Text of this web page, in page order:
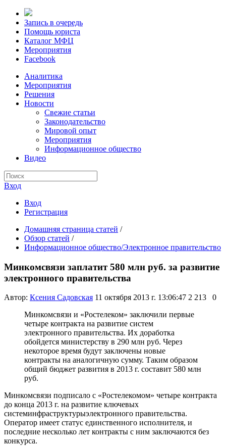
Запись в очередь
Помощь юриста
Каталог МФЦ
Мероприятия
Facebook
Аналитика
Мероприятия
Решения
Новости
Свежие статьи
Законодательство
Мировой опыт
Мероприятия
Информационное общество
Видео
Вход
Вход
Регистрация
Домашняя страница статей /
Обзор статей /
Информационное общество/Электронное правительство
Минкомсвязи заплатит 580 млн руб. за развитие
электронного правительства
Автор: Ксения Садовская 11 октября 2013 г. 13:06:47 2 213 0
Минкомсвязи и «Ростелеком» заключили первые
четыре контракта на развитие систем
электронного правительства. Их доработка
обойдется министерству в 290 млн руб. Через
некоторое время будут заключены новые
контракты на аналогичную сумму. Таким образом
общий бюджет развития в 2013 г. составит 580 млн
руб.
Минкомсвязи подписало с «Ростелекомом» четыре контракта
до конца 2013 г. на развитие ключевых
системинфраструктурыэлектронного правительства.
Оператор имеет статус единственного исполнителя, и
последние несколько лет контракты с ним заключаются без
конкурса.